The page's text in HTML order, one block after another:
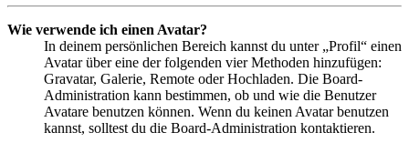
Wie verwende ich einen Avatar?
In deinem persönlichen Bereich kannst du unter „Profil“ einen
Avatar über eine der folgenden vier Methoden hinzufügen:
Gravatar, Galerie, Remote oder Hochladen. Die Board-
Administration kann bestimmen, ob und wie die Benutzer
Avatare benutzen können. Wenn du keinen Avatar benutzen
kannst, solltest du die Board-Administration kontaktieren.